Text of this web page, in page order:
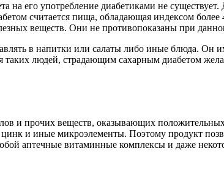
его употребление диабетиками не
считается пища, обладающая индексом
веществ. Они не противопоказаны при
в напитки или салаты либо иные блюда. Он
людей, страдающим сахарным диабетом
и прочих веществ, оказывающих положительных
и иные микроэлементы. Поэтому продукт
аптечные витаминные комплексы и даже